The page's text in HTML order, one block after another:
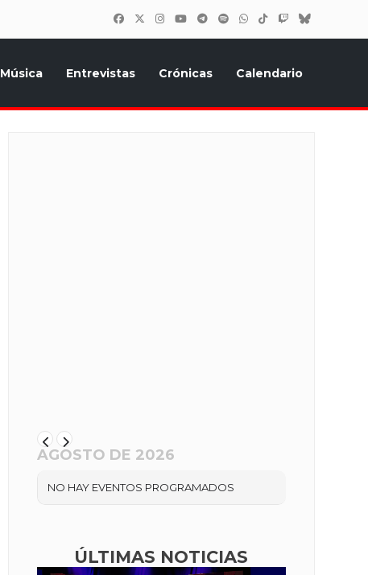
Música Entrevistas Crónicas Calendario
AGOSTO DE 2026
NO HAY EVENTOS PROGRAMADOS
ÚLTIMAS NOTICIAS